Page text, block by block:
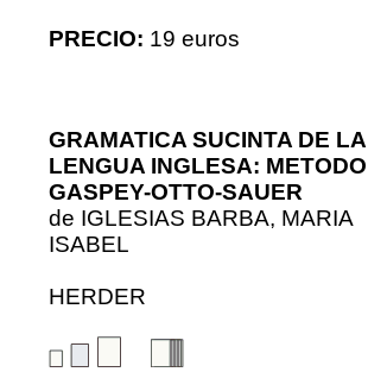
PRECIO: 19 euros
GRAMATICA SUCINTA DE LA
LENGUA INGLESA: METODO
GASPEY-OTTO-SAUER
de IGLESIAS BARBA, MARIA
ISABEL
HERDER